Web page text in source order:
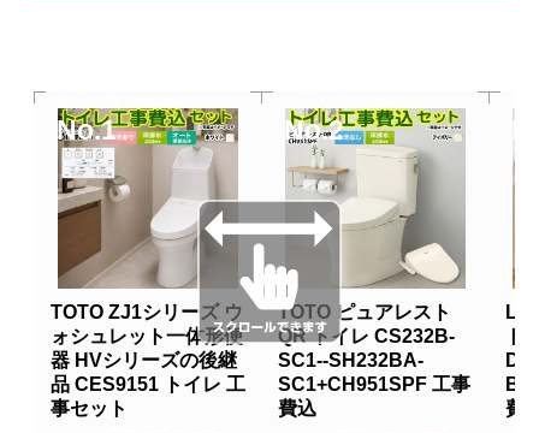
No.1
TOTO ZJ1シリーズ ウ
ォシュレット一体形便
器 HVシリーズの後継
品 CES9151 トイレ 工
事セット
No.2
TOTO ピュアレスト
QR トイレ CS232B-
SC1--SH232BA-
SC1+CH951SPF 工事
費込
ト
費